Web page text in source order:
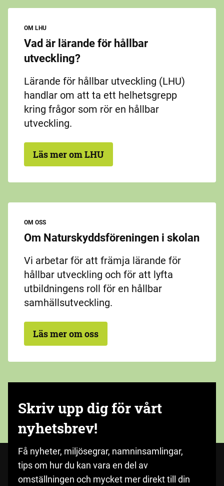
OM LHU
Vad är lärande för hållbar
utveckling?
Lärande för hållbar utveckling (LHU)
handlar om att ta ett helhetsgrepp
kring frågor som rör en hållbar
utveckling.
Läs mer om LHU
OM OSS
Om Naturskyddsföreningen i skolan
Vi arbetar för att främja lärande för
hållbar utveckling och för att lyfta
utbildningens roll för en hållbar
samhällsutveckling.
Läs mer om oss
Skriv upp dig för vårt
nyhetsbrev!
Få nyheter, miljösegrar, namninsamlingar,
tips om hur du kan vara en del av
omställningen och mycket mer direkt till din